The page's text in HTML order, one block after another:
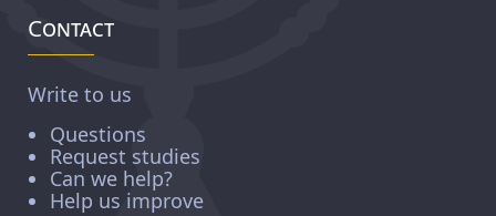
Contact
Write to us
Questions
Request studies
Can we help?
Help us improve